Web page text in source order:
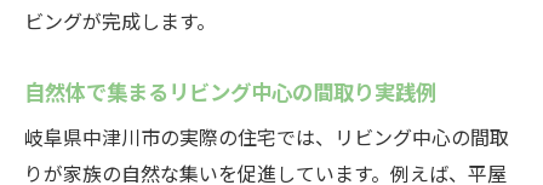
ビングが完成します。
自然体で集まるリビング中心の間取り実践例
岐阜県中津川市の実際の住宅では、リビング中心の間取
りが家族の自然な集いを促進しています。例えば、平屋